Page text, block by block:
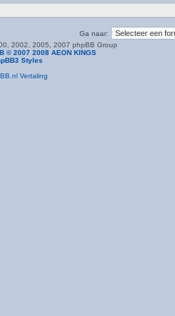
Ga naar:
2002, 2005, 2007 phpBB Group
© 2007 2008 AEON KINGS
Styles
Vertaling